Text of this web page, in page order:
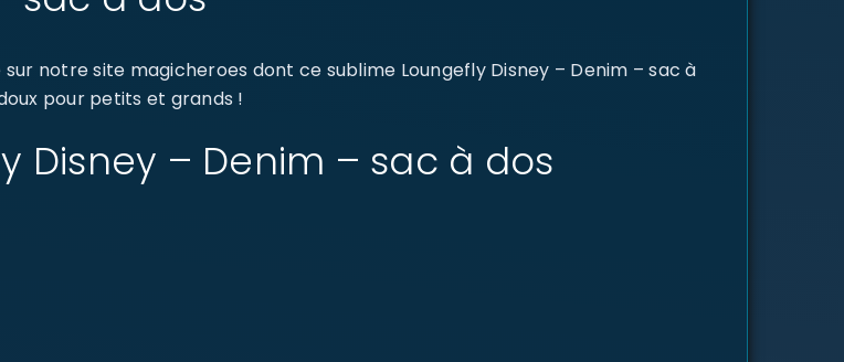
notre site magicheroes dont ce sublime Loungefly Disney – Denim – sac à
pour petits et grands !
Disney – Denim – sac à dos